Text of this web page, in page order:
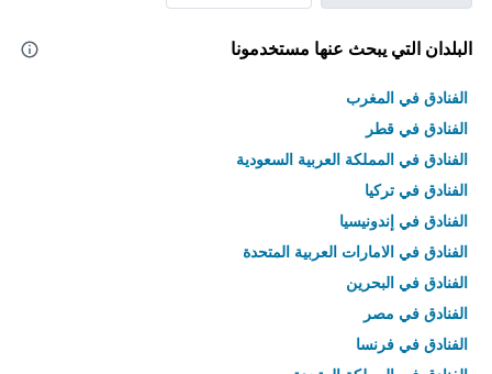
البلدان التي يبحث عنها مستخدمونا
الفنادق في المغرب
الفنادق في قطر
الفنادق في المملكة العربية السعودية
الفنادق في تركيا
الفنادق في إندونيسيا
الفنادق في الامارات العربية المتحدة
الفنادق في البحرين
الفنادق في مصر
الفنادق في فرنسا